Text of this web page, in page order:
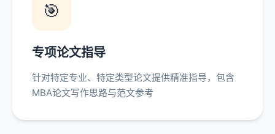
🎯
专项论文指导
针对特定专业、特定类型论文提供精准指导，包含
MBA论文写作思路与范文参考